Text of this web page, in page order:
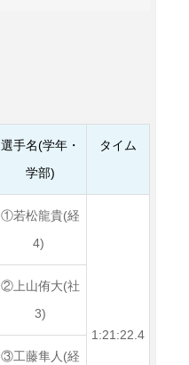
選手名(学年・
学部)
タイム
①若松龍貴(経
4)
1:21:22.4
②上山侑大(社
3)
③工藤隼人(経